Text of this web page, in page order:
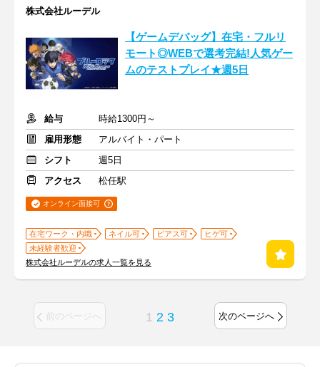
株式会社ルーデル
【ゲームデバッグ】在宅・フルリ
モート◎WEBで選考完結!人気ゲー
ムのテストプレイ★週5日
給与
時給1300円～
雇用形態
アルバイト・パート
シフト
週5日
アクセス
松任駅
オンライン面接可
在宅ワーク・内職 ネイル可 ピアス可
ヒゲ可
未経験者歓迎
株式会社ルーデルの求人一覧を見る
前のページへ 1 2 3 次のページへ